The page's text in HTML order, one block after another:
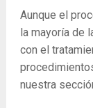
Aunque el
la mayoría de
con el
nuestra